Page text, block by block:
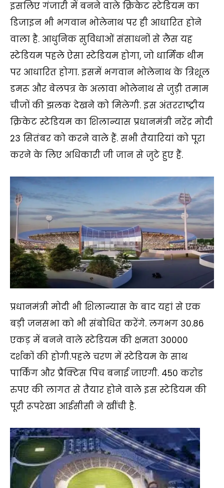
इसलिए गंजारी में बनने वाले क्रिकेट स्टेडियम का
डिजाइन भी भगवान भोलेनाथ पर ही आधारित होने
वाला है. आधुनिक सुविधाओं संसाधनों से लैस यह
स्टेडियम पहले ऐसा स्टेडियम होगा, जो धार्मिक थीम
पर आधारित होगा. इसमें भगवान भोलेनाथ के त्रिशूल
डमरू और बेलपत्र के अलावा भोलेनाथ से जुड़ी तमाम
चीजों की झलक देखने को मिलेगी. इस अंतरराष्ट्रीय
क्रिकेट स्टेडियम का शिलान्यास प्रधानमंत्री नरेंद्र मोदी
23 सितंबर को करने वाले हैं. सभी तैयारियां को पूरा
करने के लिए अधिकारी जी जान से जुटे हुए हैं.
प्रधानमंत्री मोदी भी शिलान्यास के बाद यहां से एक
बड़ी जनसभा को भी संबोधित करेंगे. लगभग 30.86
एकड़ में बनने वाले स्टेडियम की क्षमता 30000
दर्शकों की होगी.पहले चरण में स्टेडियम के साथ
पार्किंग और प्रैक्टिस पिच बनाई जाएगी. 450 करोड
रुपए की लागत से तैयार होने वाले इस स्टेडियम की
पूरी रूपरेखा आईसीसी ने खींची है.